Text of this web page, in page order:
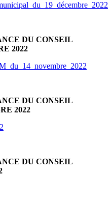
DU CONSEIL
2022
DU CONSEIL
2022
DU CONSEIL